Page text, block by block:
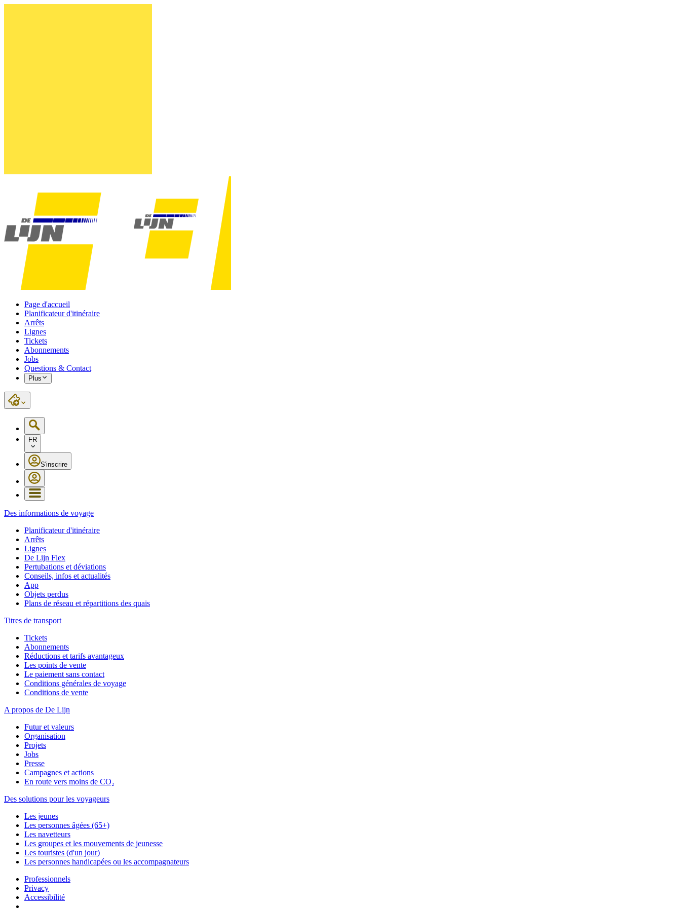
Page d'accueil
Planificateur d'itinéraire
Arrêts
Lignes
Tickets
Abonnements
Jobs
Questions & Contact
Plus
FR
S'inscrire
Des informations de voyage
Planificateur d'itinéraire
Arrêts
Lignes
De Lijn Flex
Pertubations et déviations
Conseils, infos et actualités
App
Objets perdus
Plans de réseau et répartitions des quais
Titres de transport
Tickets
Abonnements
Réductions et tarifs avantageux
Les points de vente
Le paiement sans contact
Conditions générales de voyage
Conditions de vente
A propos de De Lijn
Futur et valeurs
Organisation
Projets
Jobs
Presse
Campagnes et actions
En route vers moins de CO₂
Des solutions pour les voyageurs
Les jeunes
Les personnes âgées (65+)
Les navetteurs
Les groupes et les mouvements de jeunesse
Les touristes (d'un jour)
Les personnes handicapées ou les accompagnateurs
Professionnels
Privacy
Accessibilité